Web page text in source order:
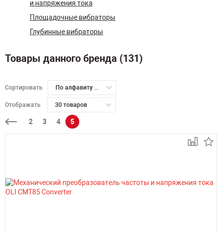
и напряжения тока
Площадочные вибраторы
Глубинные вибраторы
Товары данного бренда (131)
Сортировать По алфавиту А-Я
Отображать 30 товаров
2 3 4 5